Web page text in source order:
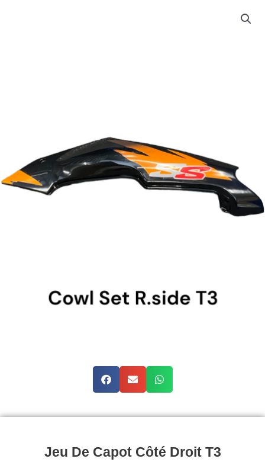
Jeu De Capot Côté Droit T3